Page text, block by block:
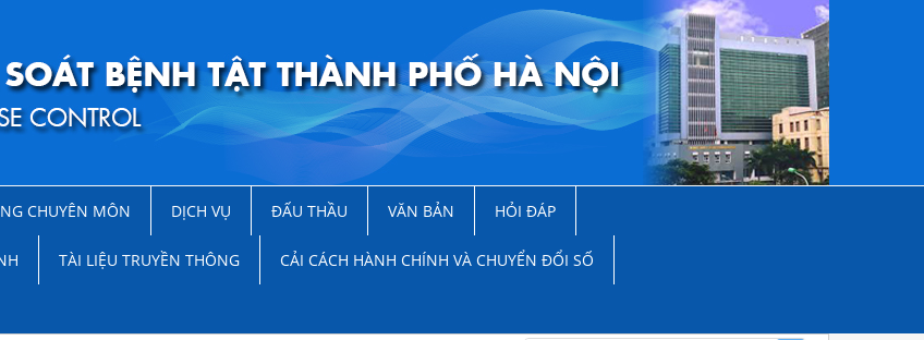
CHUYÊN MÔN DỊCH VỤ ĐẤU THẦU VĂN BẢN HỎI ĐÁP
TÀI LIỆU TRUYỀN THÔNG CẢI CÁCH HÀNH CHÍNH VÀ CHUYỂN ĐỔI SỐ